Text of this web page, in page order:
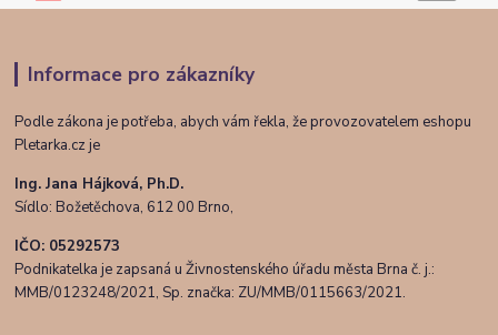
Informace pro zákazníky
Podle zákona je potřeba, abych vám řekla, že provozovatelem eshopu
Pletarka.cz je
Ing. Jana Hájková, Ph.D.
Sídlo: Božetěchova, 612 00 Brno,
IČO: 05292573
Podnikatelka je zapsaná u Živnostenského úřadu města Brna č. j.:
MMB/0123248/2021, Sp. značka: ZU/MMB/0115663/2021.